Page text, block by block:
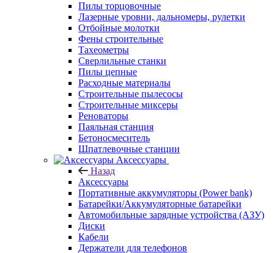
Пилы торцовочные
Лазерные уровни, дальномеры, рулетки
Отбойные молотки
Фены строительные
Тахеометры
Сверлильные станки
Пилы цепные
Расходные материалы
Строительные пылесосы
Строительные миксеры
Реноваторы
Паяльная станция
Бетоносмеситель
Шпатлевочные станции
Аксессуары
Назад
Аксессуары
Портативные аккумуляторы (Power bank)
Батарейки/Аккумуляторные батарейки
Автомобильные зарядные устройства (АЗУ)
Диски
Кабели
Держатели для телефонов